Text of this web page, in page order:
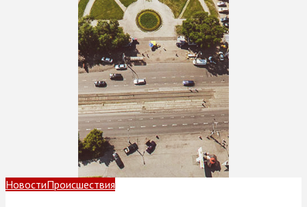
НовостиПроисшествия